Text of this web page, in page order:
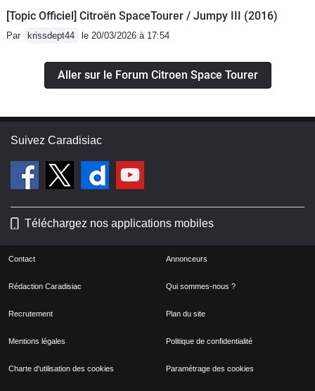
[Topic Officiel] Citroën SpaceTourer / Jumpy III (2016)
Par krissdept44 le 20/03/2026 à 17:54
Aller sur le Forum Citroen Space Tourer
Suivez Caradisiac
Téléchargez nos applications mobiles
Contact Annonceurs
Rédaction Caradisiac Qui sommes-nous ?
Recrutement Plan du site
Mentions légales Politique de confidentialité
Charte d'utilisation des cookies Paramétrage des cookies